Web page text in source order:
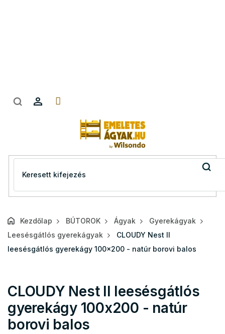
Kezdőlap BÚTOROK Ágyak
Gyerekágyak
Leesésgátlós gyerekágyak
CLOUDY Nest II
leesésgátlós gyerekágy 100x200 - natúr borovi balos
CLOUDY Nest II leesésgátlós
gyerekágy 100x200 - natúr
borovi balos